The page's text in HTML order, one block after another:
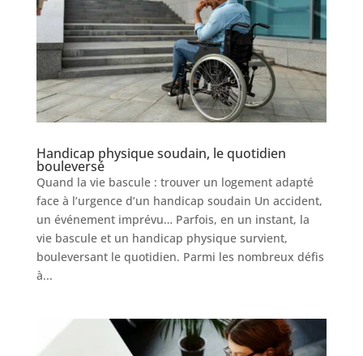
Handicap physique soudain, le quotidien
bouleversé
Quand la vie bascule : trouver un logement adapté
face à l’urgence d’un handicap soudain Un accident,
un événement imprévu… Parfois, en un instant, la
vie bascule et un handicap physique survient,
bouleversant le quotidien. Parmi les nombreux défis
à...